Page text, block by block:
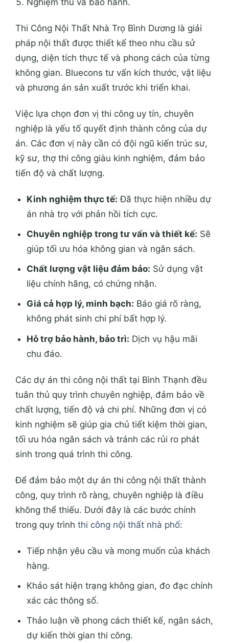
Thi Công Nội Thất Nhà Trọ Bình Dương là giải
pháp nội thất được thiết kế theo nhu cầu sử
dụng, diện tích thực tế và phong cách của từng
không gian. Bluecons tư vấn kích thước, vật liệu
và phương án sản xuất trước khi triển khai.
Việc lựa chọn đơn vị thi công uy tín, chuyên
nghiệp là yếu tố quyết định thành công của dự
án. Các đơn vị này cần có đội ngũ kiến trúc sư,
kỹ sư, thợ thi công giàu kinh nghiệm, đảm bảo
tiến độ và chất lượng.
Kinh nghiệm thực tế: Đã thực hiện nhiều dự
án nhà trọ với phản hồi tích cực.
Chuyên nghiệp trong tư vấn và thiết kế: Sẽ
giúp tối ưu hóa không gian và ngân sách.
Chất lượng vật liệu đảm bảo: Sử dụng vật
liệu chính hãng, có chứng nhận.
Giá cả hợp lý, minh bạch: Báo giá rõ ràng,
không phát sinh chi phí bất hợp lý.
Hỗ trợ bảo hành, bảo trì: Dịch vụ hậu mãi
chu đáo.
Các dự án thi công nội thất tại Bình Thạnh đều
tuân thủ quy trình chuyên nghiệp, đảm bảo về
chất lượng, tiến độ và chi phí. Những đơn vị có
kinh nghiệm sẽ giúp gia chủ tiết kiệm thời gian,
tối ưu hóa ngân sách và tránh các rủi ro phát
sinh trong quá trình thi công.
Để đảm bảo một dự án thi công nội thất thành
công, quy trình rõ ràng, chuyên nghiệp là điều
không thể thiếu. Dưới đây là các bước chính
trong quy trình thi công nội thất nhà phố:
Tiếp nhận yêu cầu và mong muốn của khách
hàng.
Khảo sát hiện trạng không gian, đo đạc chính
xác các thông số.
Thảo luận về phong cách thiết kế, ngân sách,
dự kiến thời gian thi công.